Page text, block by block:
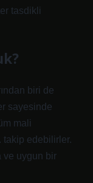
tasdikli
biri de
sayesinde
mali
takip edebilirler.
ve uygun bir